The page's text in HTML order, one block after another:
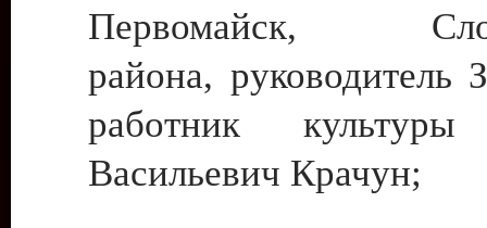
Первомайск,
района, руководитель
работник культуры
Васильевич Крачун;